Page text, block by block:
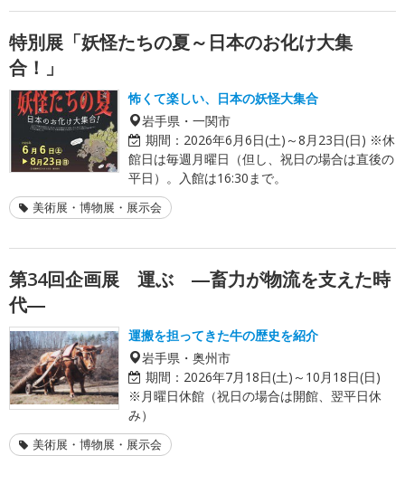
特別展「妖怪たちの夏～日本のお化け大集
合！」
怖くて楽しい、日本の妖怪大集合
岩手県・一関市
期間： 2026年6月6日(土)～8月23日(日) ※休
館日は毎週月曜日（但し、祝日の場合は直後の
平日）。入館は16:30まで。
美術展・博物展・展示会
第34回企画展 運ぶ ―畜力が物流を支えた時
代―
運搬を担ってきた牛の歴史を紹介
岩手県・奥州市
期間： 2026年7月18日(土)～10月18日(日)
※月曜日休館（祝日の場合は開館、翌平日休
み）
美術展・博物展・展示会